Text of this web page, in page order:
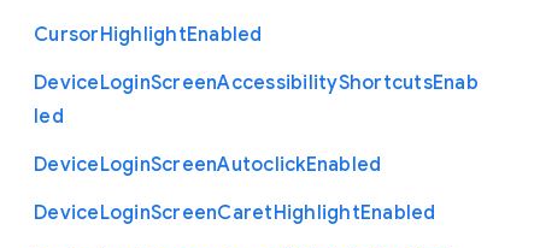
CursorHighlightEnabled
DeviceLoginScreenAccessibilityShortcutsEnab
led
DeviceLoginScreenAutoclickEnabled
DeviceLoginScreenCaretHighlightEnabled